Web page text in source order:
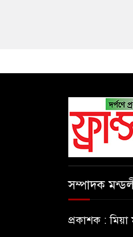
সম্পাদক
প্রকাশক : মিয়া